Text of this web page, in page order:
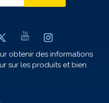
obtenir des informations
sur les produits et bien